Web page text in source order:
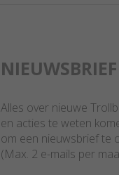
NIEUWSBRIEF
Alles over nieuwe
en acties te weten
om een nieuwsbrief te
(Max. 2 e-mails per